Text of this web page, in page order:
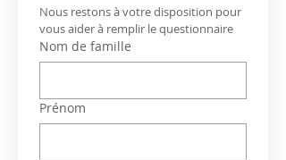
Nous restons à votre disposition pour
vous aider à remplir le questionnaire
Nom de famille
Prénom